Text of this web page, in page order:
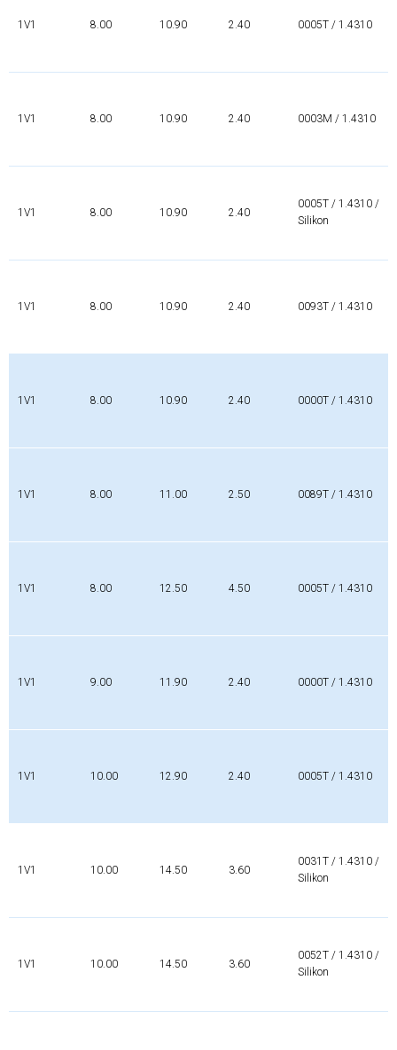
1V1 8.00 10.90 2.40 0005T / 1.4310
1V1 8.00 10.90 2.40 0003M / 1.4310
1V1 8.00 10.90 2.40
0005T / 1.4310 /
Silikon
1V1 8.00 10.90 2.40 0093T / 1.4310
1V1 8.00 10.90 2.40 0000T / 1.4310
1V1 8.00 11.00 2.50 0089T / 1.4310
1V1 8.00 12.50 4.50 0005T / 1.4310
1V1 9.00 11.90 2.40 0000T / 1.4310
1V1 10.00 12.90 2.40 0005T / 1.4310
1V1 10.00 14.50 3.60
0031T / 1.4310 /
Silikon
1V1 10.00 14.50 3.60
0052T / 1.4310 /
Silikon